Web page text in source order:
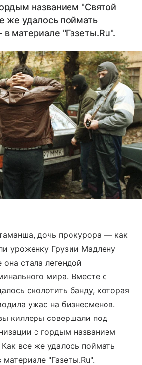
названием "Святой
же удалось поймать
материале "Газеты.Ru".
дочь прокурора — как
уроженку Грузии Мадлену
стала легендой
мира. Вместе с
сколотить банду, которая
ужас на бизнесменов.
киллеры совершали под
с гордым названием
все же удалось поймать
"Газеты.Ru".